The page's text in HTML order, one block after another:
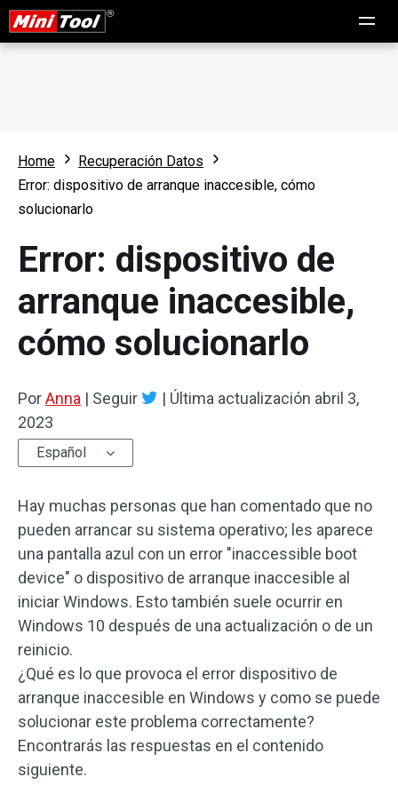
Home
Recuperación Datos
Error: dispositivo de arranque inaccesible, cómo
solucionarlo
Error: dispositivo de
arranque inaccesible,
cómo solucionarlo
PorAnna | Seguir | Última actualización abril 3,
2023
Español
Hay muchas personas que han comentado que no
pueden arrancar su sistema operativo; les aparece
una pantalla azul con un error "inaccessible boot
device" o dispositivo de arranque inaccesible al
iniciar Windows. Esto también suele ocurrir en
Windows 10 después de una actualización o de un
reinicio.
¿Qué es lo que provoca el error dispositivo de
arranque inaccesible en Windows y como se puede
solucionar este problema correctamente?
Encontrarás las respuestas en el contenido
siguiente.